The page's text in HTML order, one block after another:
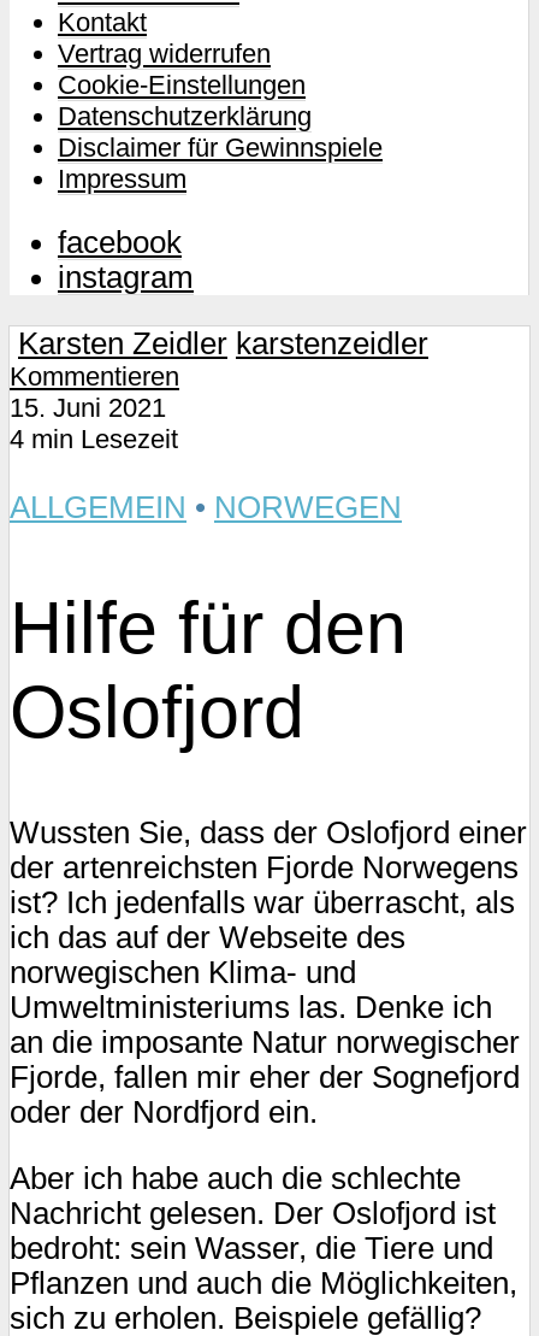
Kontakt
Vertrag widerrufen
Cookie-Einstellungen
Datenschutzerklärung
Disclaimer für Gewinnspiele
Impressum
facebook
instagram
Karsten Zeidler karstenzeidler
Kommentieren
15. Juni 2021
4 min Lesezeit
ALLGEMEIN • NORWEGEN
Hilfe für den
Oslofjord
Wussten Sie, dass der Oslofjord einer
der artenreichsten Fjorde Norwegens
ist? Ich jedenfalls war überrascht, als
ich das auf der Webseite des
norwegischen Klima- und
Umweltministeriums las. Denke ich
an die imposante Natur norwegischer
Fjorde, fallen mir eher der Sognefjord
oder der Nordfjord ein.
Aber ich habe auch die schlechte
Nachricht gelesen. Der Oslofjord ist
bedroht: sein Wasser, die Tiere und
Pflanzen und auch die Möglichkeiten,
sich zu erholen. Beispiele gefällig?